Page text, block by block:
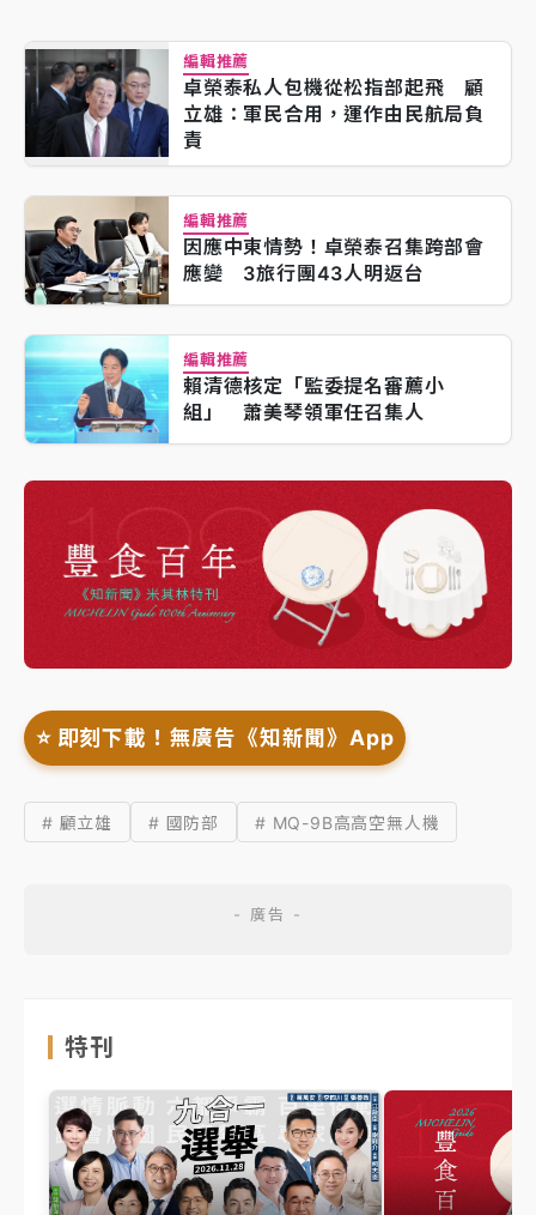
編輯推薦
卓榮泰私人包機從松指部起飛 顧
立雄：軍民合用，運作由民航局負
責
編輯推薦
因應中東情勢！卓榮泰召集跨部會
應變 3旅行團43人明返台
編輯推薦
賴清德核定「監委提名審薦小
組」 蕭美琴領軍任召集人
⭐️ 即刻下載！無廣告《知新聞》App
# 顧立雄 # 國防部 # MQ-9B高高空無人機
特刊